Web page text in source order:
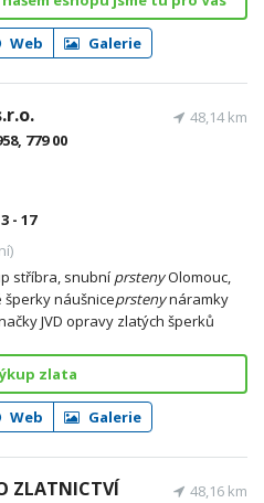
Web Galerie
779 00
- 17
48,14 km
stříbra, snubní prstenyOlomouc,
šperky náušniceprstenynáramky
JVD opravy zlatých šperků
zlata
Web Galerie
ZLATNICTVÍ 48,16 km